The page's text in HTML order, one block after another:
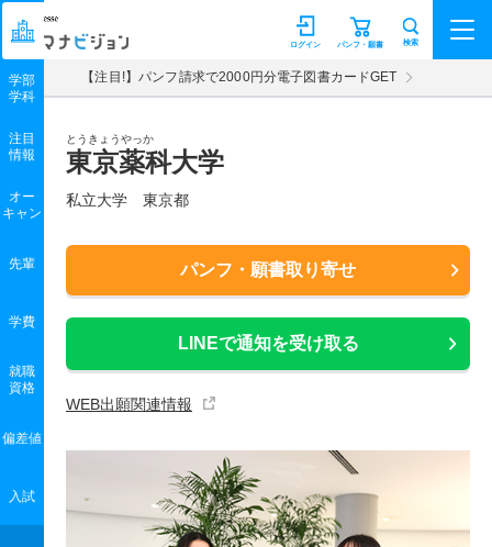
マナビジョン パンフ・願書
ログイン 検索
【注目!】パンフ請求で2000円分電子図書カードGET
とうきょうやっか
東京薬科大学
私立大学 東京都
パンフ・願書取り寄せ
LINEで通知を受け取る
WEB出願関連情報
学部
学科
注目
情報
オー
キャン
先輩
学費
就職
資格
偏差値
入試